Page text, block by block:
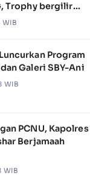
Trophy bergilir
WIB
Program
Galeri SBY-Ani
WIB
PCNU, Kapolres
Berjamaah
WIB